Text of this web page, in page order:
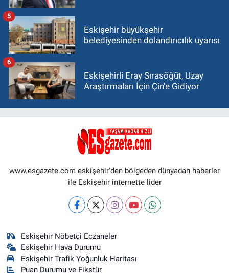
Eskişehir büyükşehir
belediyesinden dolandırıcılık uyarısı
5
Eskişehirli Eray Sırasöğüt, Uzay
Araştırmaları İçin Çin'e Gidiyor
6
www.esgazete.com eskişehir'den bölgeden dünyadan haberler
ile Eskişehir internette lider
Eskişehir Nöbetçi Eczaneler
Eskişehir Hava Durumu
Eskişehir Trafik Yoğunluk Haritası
Puan Durumu ve Fikstür